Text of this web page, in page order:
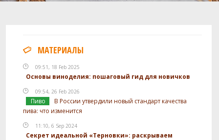
МАТЕРИАЛЫ
09:51, 18 Feb 2025
Основы виноделия: пошаговый гид для новичков
09:54, 26 Feb 2026
Пиво
В России утвердили новый стандарт качества
пива: что изменится
11:10, 6 Sep 2024
Секрет идеальной «Терновки»: раскрываем